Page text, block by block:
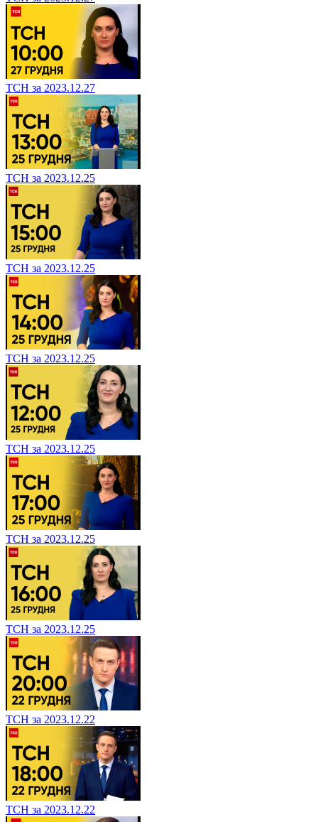
ТСН за 2023.12.27
ТСН за 2023.12.25
ТСН за 2023.12.25
ТСН за 2023.12.25
ТСН за 2023.12.25
ТСН за 2023.12.25
ТСН за 2023.12.25
ТСН за 2023.12.22
ТСН за 2023.12.22